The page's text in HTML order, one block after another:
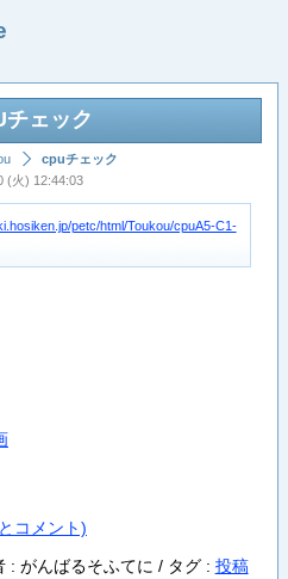
ェック
cpuチェック
(火) 12:44:03
petc/html/Toukou/cpuA5-C1-
コメント)
: がんばるそふてに / タグ : 投稿